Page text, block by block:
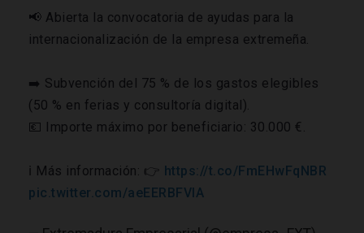
📢 Abierta la convocatoria de ayudas para la
internacionalización de la empresa extremeña.
➡️ Subvención del 75 % de los gastos elegibles
(50 % en ferias y consultoría digital).
💶 Importe máximo por beneficiario: 30.000 €.
ℹ️ Más información: 👉 https://t.co/FmEHwFqNBR
pic.twitter.com/aeEERBFVIA